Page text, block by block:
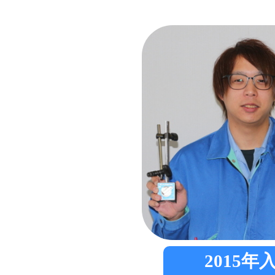
2015年